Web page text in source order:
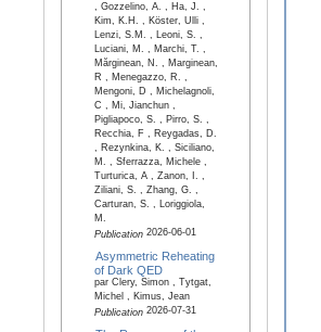
, Gozzelino, A. , Ha, J. ,
Kim, K.H. , Köster, Ulli ,
Lenzi, S.M. , Leoni, S. ,
Luciani, M. , Marchi, T. ,
Mărginean, N. , Marginean,
R , Menegazzo, R. ,
Mengoni, D , Michelagnoli,
C , Mi, Jianchun ,
Pigliapoco, S. , Pirro, S. ,
Recchia, F , Reygadas, D.
, Rezynkina, K. , Siciliano,
M. , Sferrazza, Michele ,
Turturica, A , Zanon, I. ,
Ziliani, S. , Zhang, G. ,
Carturan, S. , Loriggiola,
M.
Publication2026-06-01
Asymmetric Reheating
of Dark QED
par Clery, Simon , Tytgat,
Michel , Kimus, Jean
Publication2026-07-31